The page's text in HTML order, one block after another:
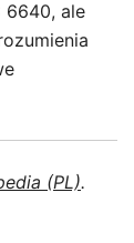
6640, ale
(PL).